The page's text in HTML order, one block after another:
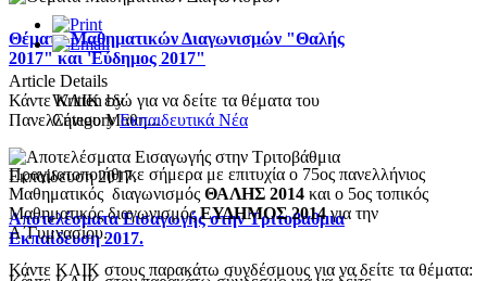
Θέματα Μαθηματικών Διαγωνισμών "Θαλής
2017" και 'Εύδημος 2017"
Κάντε ΚΛΙΚ εδώ για να δείτε τα θέματα του
Πανελλήνιου Μαθη...
Αποτελέσματα Εισαγωγής στην Τριτοβάθμια
Εκπαίδευση 2017.
Article Details
Written by
CategoryΕκπαιδευτικά Νέα
Πραγματοποιήθηκε σήμερα με επιτυχία ο 75ος πανελλήνιος
Μαθηματικός διαγωνισμός ΘΑΛΗΣ 2014 και ο 5ος τοπικός
Μαθηματικός διαγωνισμόςΕΥΔΗΜΟΣ 2014για την
Α΄Γυμνασίου.
Κάντε ΚΛΙΚ στους παρακάτω συνδέσμους για να δείτε τα θέματα: